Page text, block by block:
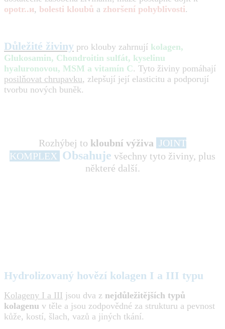
opotr..и, bolesti kloubů a zhoršení pohyblivosti.
Důležité živiny pro klouby zahrnují kolagen,
Glukosamin, Chondroitin sulfát, kyselinu
hyaluronovou, MSM a vitamín C. Tyto živiny pomáhají
posilňovat chrupavku, zlepšují její elasticitu a podporují
tvorbu nových buněk.
Rozhýbej to kloubní výživa JOINT
KOMPLEX Obsahuje všechny tyto živiny, plus
některé další.
Hydrolizovaný hovězí kolagen I a III typu
Kolageny I a III jsou dva z nejdůležitějších typů
kolagenu v těle a jsou zodpovědné za strukturu a pevnost
kůže, kostí, šlach, vazů a jiných tkání.